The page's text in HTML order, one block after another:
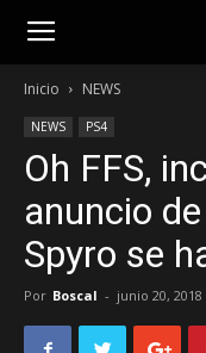
Inicio NEWS
NEWS PS4
Oh FFS,
anuncio
Spyro se
Por Boscal - junio 20, 2018